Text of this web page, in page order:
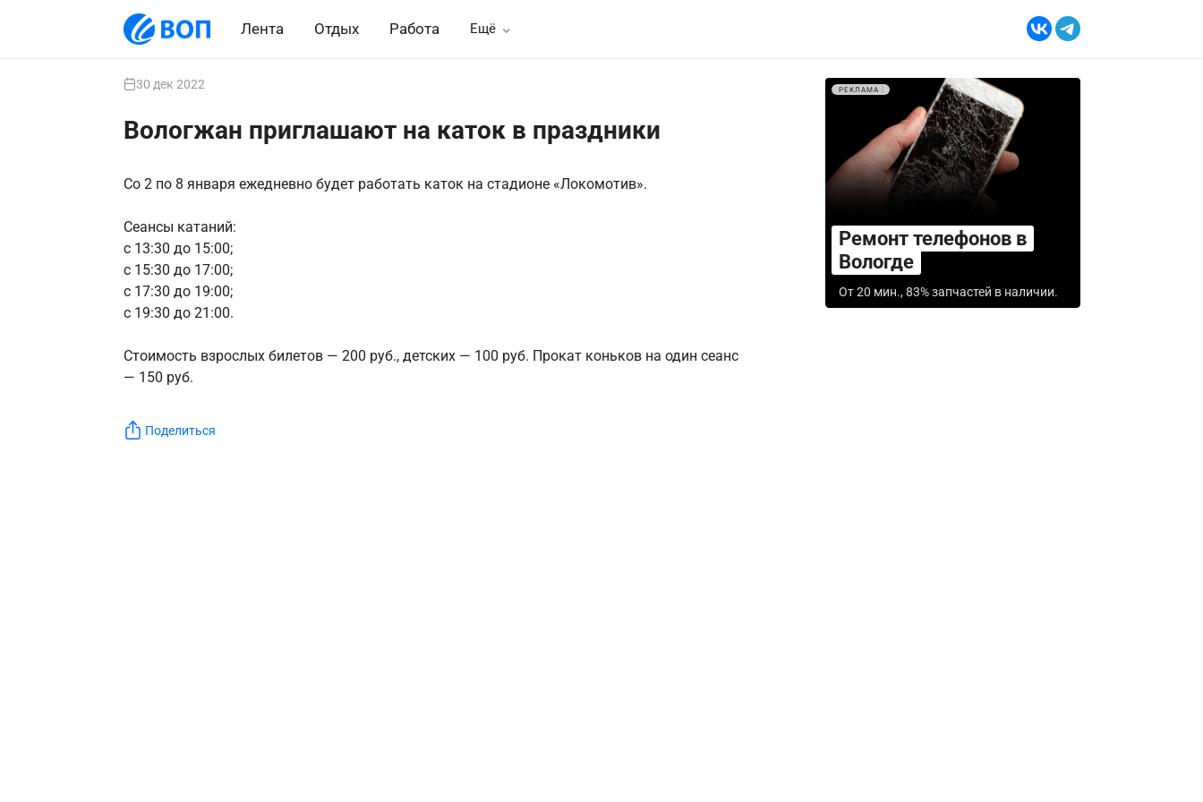
Лента Отдых Работа Ещё
30 дек 2022
Вологжан приглашают на каток в праздники
Со 2 по 8 января ежедневно будет работать каток на стадионе «Локомотив».
Сеансы катаний:
с 13:30 до 15:00;
с 15:30 до 17:00;
с 17:30 до 19:00;
с 19:30 до 21:00.
Стоимость взрослых билетов — 200 руб., детских — 100 руб. Прокат коньков на один сеанс
— 150 руб.
Поделиться
РЕКЛАМА
Ремонт телефонов в
Вологде
От 20 мин., 83% запчастей в наличии.